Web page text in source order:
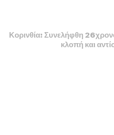
Κορινθία: Συνελήφθη
κλοπή και